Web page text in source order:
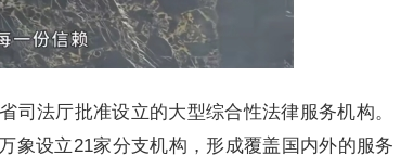
司法厅批准设立的大型综合性法律服务机构。
象设立21家分支机构，形成覆盖国内外的服务